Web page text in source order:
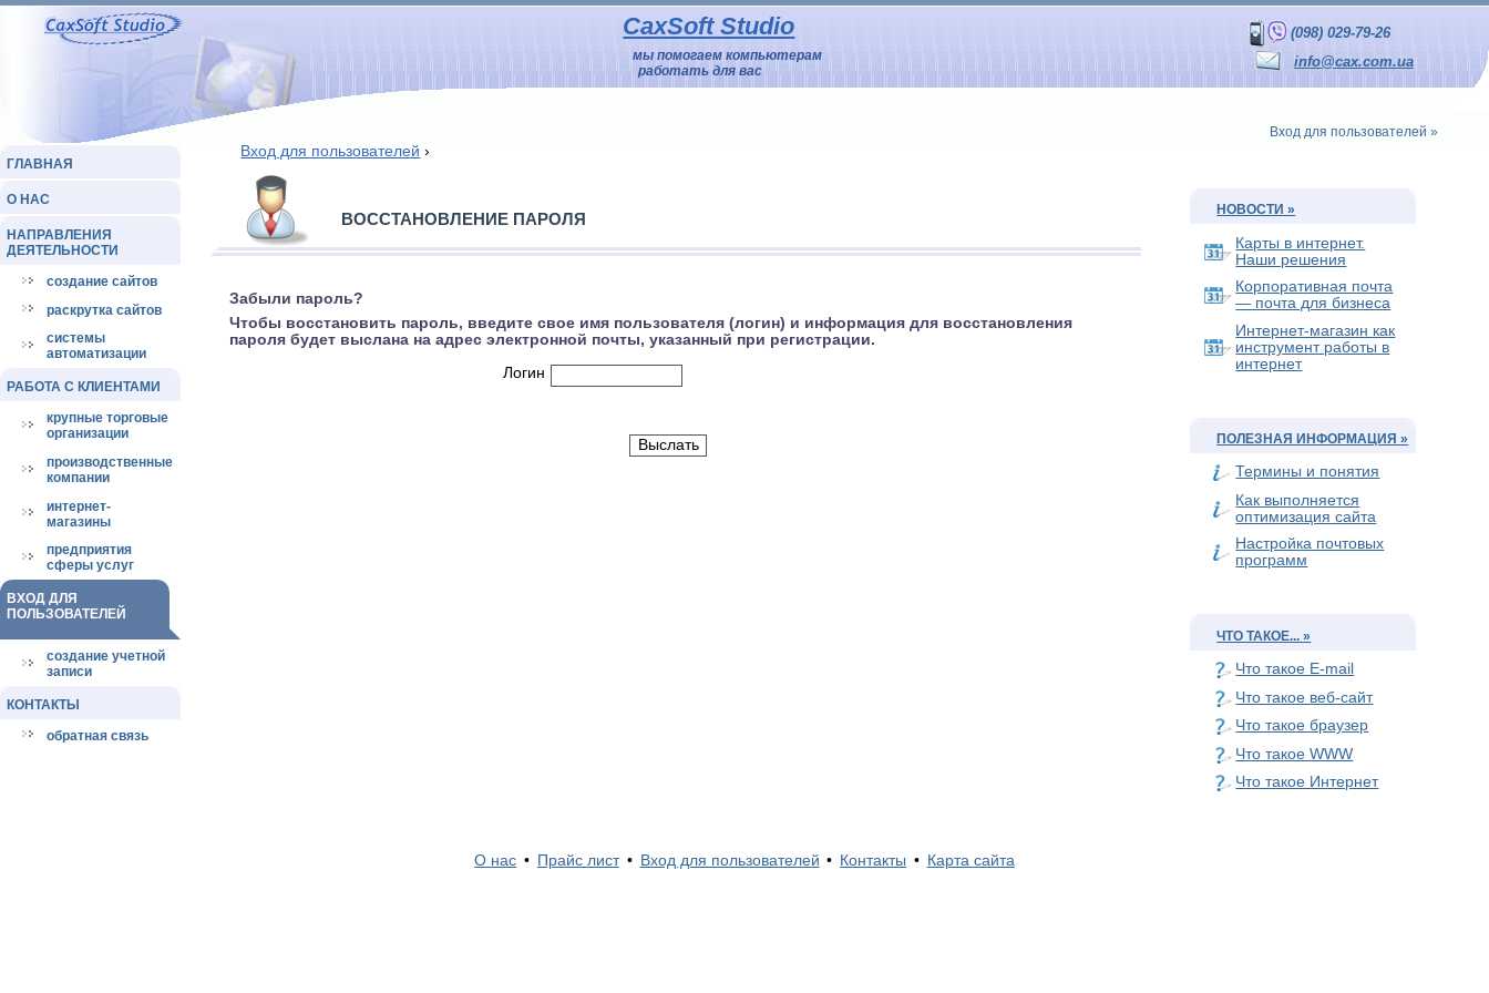
(098) 029-79-26
info@cax.com.ua
CaxSoft Studio
мы помогаем компьютерам
работать для вас
Вход для пользователей »
ГЛАВНАЯ
О НАС
НАПРАВЛЕНИЯ
ДЕЯТЕЛЬНОСТИ
создание сайтов
раскрутка сайтов
системы
автоматизации
РАБОТА С КЛИЕНТАМИ
крупные торговые
организации
производственные
компании
интернет-
магазины
предприятия
сферы услуг
ВХОД ДЛЯ
ПОЛЬЗОВАТЕЛЕЙ
создание учетной
записи
КОНТАКТЫ
обратная связь
Вход для пользователей ›
ВОССТАНОВЛЕНИЕ ПАРОЛЯ
Забыли пароль?
Чтобы восстановить пароль, введите свое имя пользователя (логин) и информация для восстановления
пароля будет выслана на адрес электронной почты, указанный при регистрации.
Логин
НОВОСТИ »
Карты в интернет.
Наши решения
Корпоративная почта
— почта для бизнеса
Интернет-магазин как
инструмент работы в
интернет
ПОЛЕЗНАЯ ИНФОРМАЦИЯ »
Термины и понятия
Как выполняется
оптимизация сайта
Настройка почтовых
программ
ЧТО ТАКОЕ... »
Что такое E-mail
Что такое веб-сайт
Что такое браузер
Что такое WWW
Что такое Интернет
О нас • Прайс лист • Вход для пользователей • Контакты • Карта сайта